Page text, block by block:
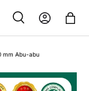
SearchLog in Bag
mm Abu-abu